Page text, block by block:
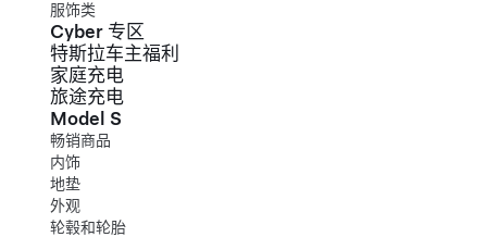
服饰类
Cyber 专区
特斯拉车主福利
家庭充电
旅途充电
Model S
畅销商品
内饰
地垫
外观
轮毂和轮胎